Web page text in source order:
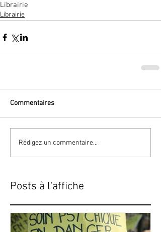
Librairie
Librairie
Commentaires
Rédigez un commentaire...
Posts à l'affiche